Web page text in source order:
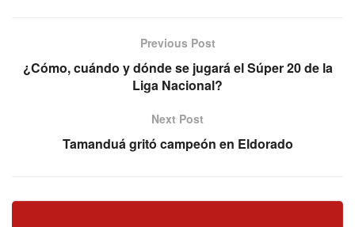
Previous Post
¿Cómo, cuándo y dónde se jugará el Súper 20 de la
Liga Nacional?
Next Post
Tamanduá gritó campeón en Eldorado